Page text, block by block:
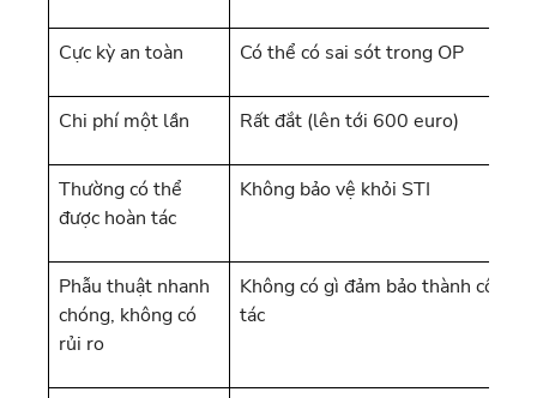
Cực kỳ an toàn Có thể có sai sót trong OP
Chi phí một lần Rất đắt (lên tới 600 euro)
Thường có thể
được hoàn tác
Không bảo vệ khỏi STI
Phẫu thuật nhanh
chóng, không có
rủi ro
Không có gì đảm bảo thành công
tác